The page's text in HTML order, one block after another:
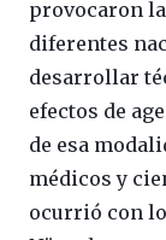
provocaron
diferentes
desarrollar
efectos de
de esa
médicos y
ocurrió con